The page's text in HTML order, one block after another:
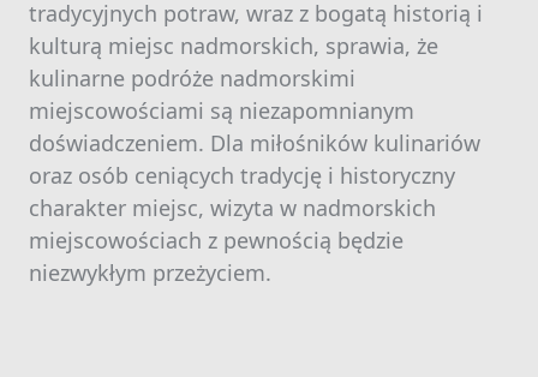
tradycyjnych potraw, wraz z bogatą historią i
kulturą miejsc nadmorskich, sprawia, że
kulinarne podróże nadmorskimi
miejscowościami są niezapomnianym
doświadczeniem. Dla miłośników kulinariów
oraz osób ceniących tradycję i historyczny
charakter miejsc, wizyta w nadmorskich
miejscowościach z pewnością będzie
niezwykłym przeżyciem.